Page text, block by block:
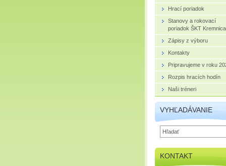
Hrací poriadok
Stanovy a rokovací
poriadok ŠKT Kremnica
Zápisy z výboru
Kontakty
Pripravujeme v roku
Rozpis hracích hodín
Naši tréneri
VYHĽADÁVANIE
KONTAKT